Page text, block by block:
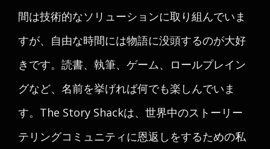
間は技術的なソリューションに取り組んでいま
すが、自由な時間には物語に没頭するのが大好
きです。読書、執筆、ゲーム、ロールプレイン
グなど、名前を挙げれば何でも楽しんでいま
す。The Story Shackは、世界中のストーリー
テリングコミュニティに恩返しをするための私